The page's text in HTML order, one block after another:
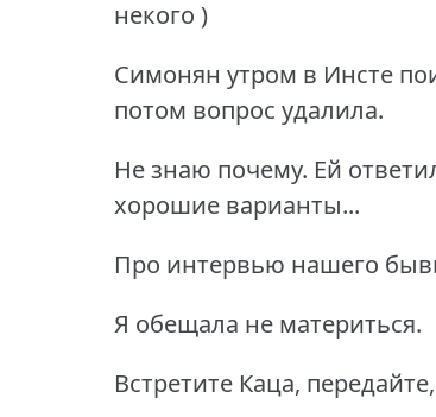
некого )
Симонян утром в Инсте
потом вопрос удалила.
Не знаю почему. Ей
хорошие варианты...
Про интервью нашего
Я обещала не материться.
Встретите Каца,